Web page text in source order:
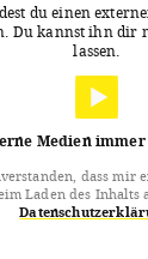
du einen
Du kannst ihn dir
lassen.
Medien
dass mir
Laden des Inhalts